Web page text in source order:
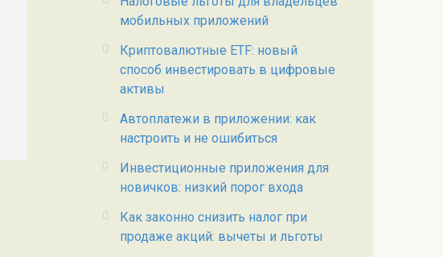
мобильных приложений
Криптовалютные ETF: новый
способ инвестировать в цифровые
активы
Автоплатежи в приложении: как
настроить и не ошибиться
Инвестиционные приложения для
новичков: низкий порог входа
Как законно снизить налог при
продаже акций: вычеты и льготы